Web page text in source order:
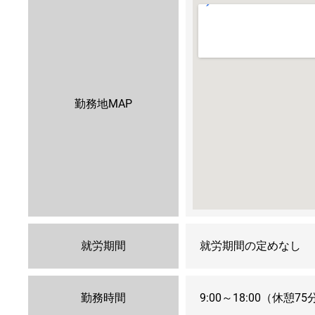
勤務地MAP
就労期間 就労期間の定めなし
勤務時間 9:00～18:00（休憩75